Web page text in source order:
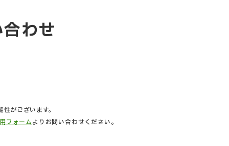
わせ
がございます。
フォームよりお問い合わせください。